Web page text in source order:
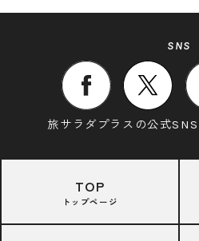
SNS
旅サラダプラスの公式
TOP
トップページ